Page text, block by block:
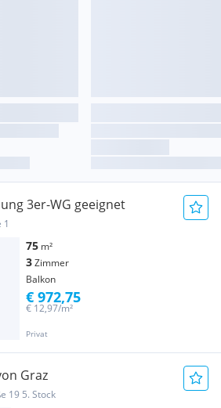
3er-WG geeignet
1
75 m²
3Zimmer
Balkon
Privat
€ 12,97/m²
€ 972,75
Graz
19 5. Stock